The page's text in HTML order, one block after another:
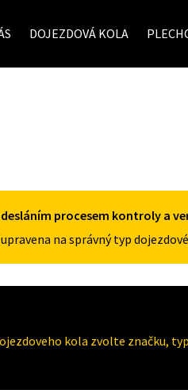
DOJEZDOVÁ KOLA
procesem kontroly a
na správný typ
kola zvolte značku,